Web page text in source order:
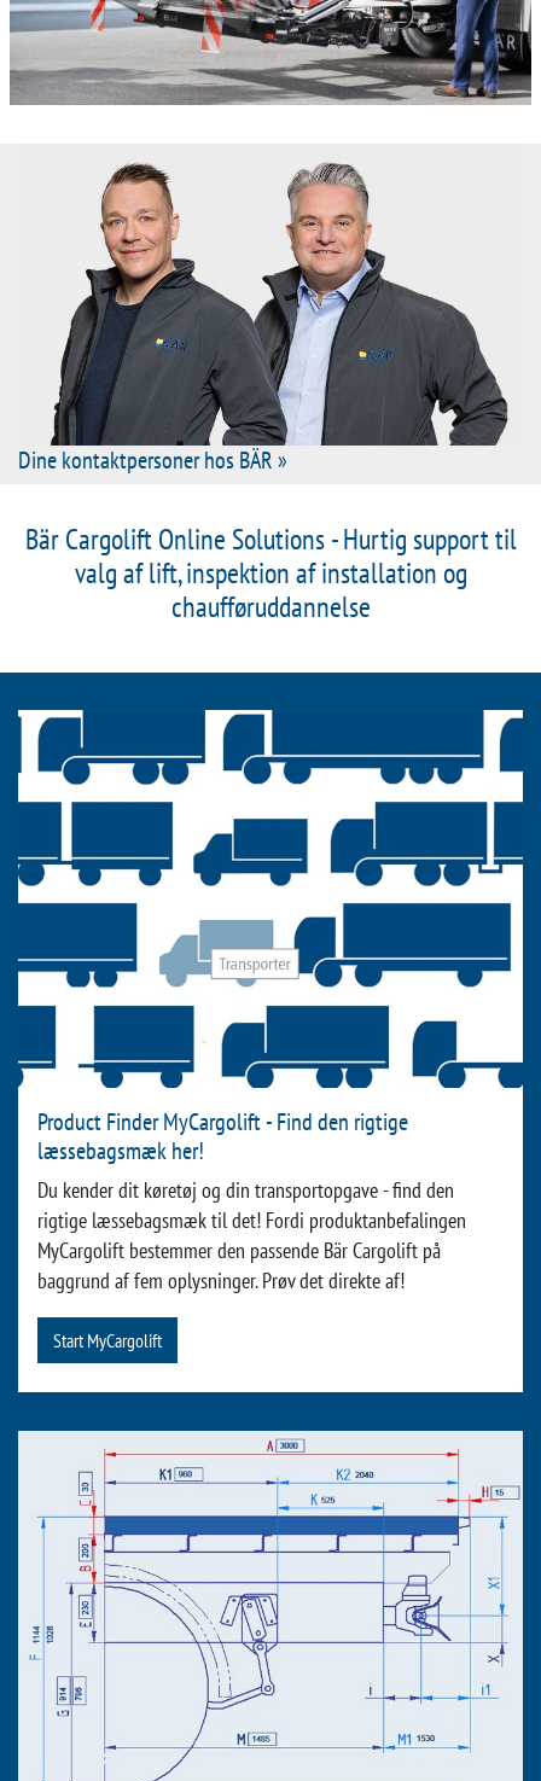
Dine kontaktpersoner hos BÄR »
Bär Cargolift Online Solutions - Hurtig support til
valg af lift, inspektion af installation og
chaufføruddannelse
Product Finder MyCargolift - Find den rigtige
læssebagsmæk her!
Du kender dit køretøj og din transportopgave - find den
rigtige læssebagsmæk til det! Fordi produktanbefalingen
MyCargolift bestemmer den passende Bär Cargolift på
baggrund af fem oplysninger. Prøv det direkte af!
Start MyCargolift